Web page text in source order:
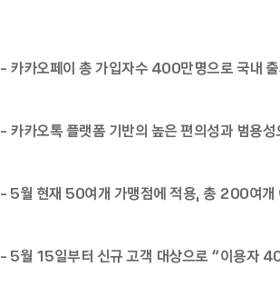
- 카카오페이 총 가입자수 400만명으로 국내
- 카카오톡 플랫폼 기반의 높은 편의성과 범용
- 5월 현재 50여개 가맹점에 적용, 총 200여개
- 5월 15일부터 신규 고객 대상으로 “이용자